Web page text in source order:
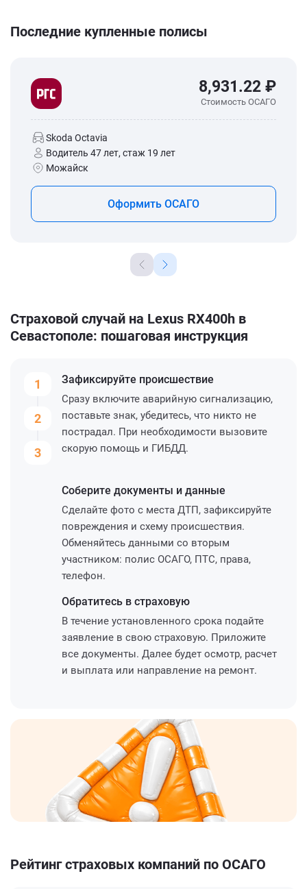
Последние купленные полисы
8,931.22 ₽
Стоимость ОСАГО
Skoda Octavia
Водитель 47 лет, стаж 19 лет
Можайск
Оформить ОСАГО
Страховой случай на Lexus RX400h в
Севастополе: пошаговая инструкция
1
2
3
Зафиксируйте происшествие
Сразу включите аварийную сигнализацию,
поставьте знак, убедитесь, что никто не
пострадал. При необходимости вызовите
скорую помощь и ГИБДД.
Соберите документы и данные
Сделайте фото с места ДТП, зафиксируйте
повреждения и схему происшествия.
Обменяйтесь данными со вторым
участником: полис ОСАГО, ПТС, права,
телефон.
Обратитесь в страховую
В течение установленного срока подайте
заявление в свою страховую. Приложите
все документы. Далее будет осмотр, расчет
и выплата или направление на ремонт.
Рейтинг страховых компаний по ОСАГО